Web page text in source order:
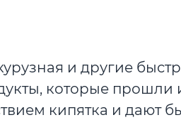
и другие
которые прошли
кипятка и дают